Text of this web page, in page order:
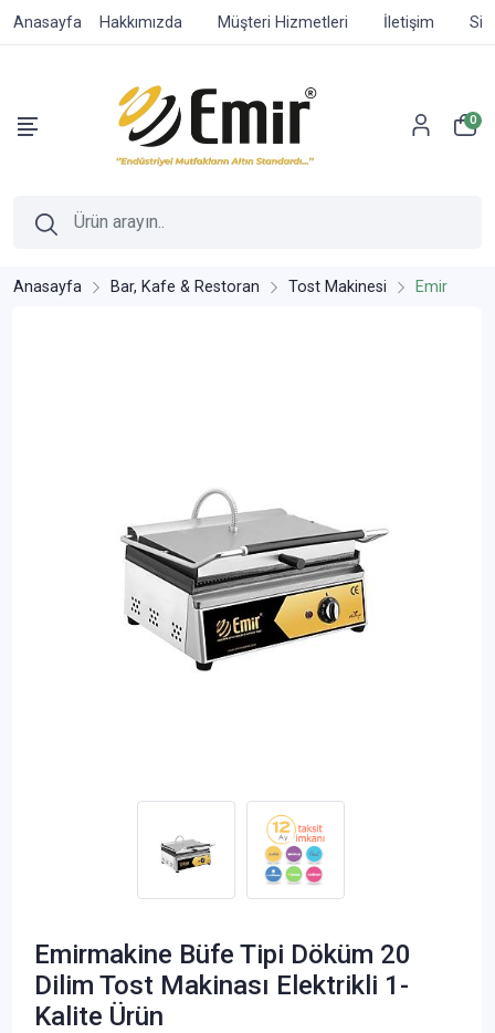
Anasayfa Hakkımızda Müşteri Hizmetleri İletişim
0
Anasayfa Bar, Kafe & Restoran Tost Makinesi Emir
Emirmakine Büfe Tipi Döküm 20
Dilim Tost Makinası Elektrikli 1-
Kalite Ürün